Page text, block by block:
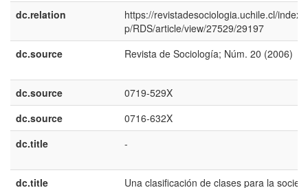
dc.relation
https://revistadesociologia.uchile.cl/
p/RDS/article/view/27529/29197
dc.source
Revista de Sociología; Núm. 20 (2006)
dc.source
0719-529X
dc.source
0716-632X
dc.title
-
dc.title Una clasificación de clases para la